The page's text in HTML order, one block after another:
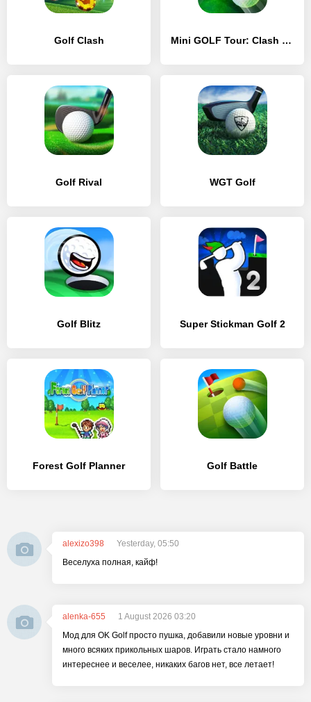
Golf Clash Mini GOLF Tour: Clash & Battle
Golf Rival WGT Golf
Golf Blitz Super Stickman Golf 2
Forest Golf Planner Golf Battle
alexizo398
Yesterday, 05:50
Веселуха полная, кайф!
alenka-655
1 August 2026 03:20
Мод для OK Golf просто пушка, добавили новые уровни и
много всяких прикольных шаров. Играть стало намного
интереснее и веселее, никаких багов нет, все летает!